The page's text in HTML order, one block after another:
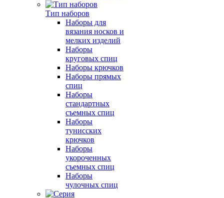
Тип наборов
Наборы для
вязания носков и
мелких изделий
Наборы
круговых спиц
Наборы крючков
Наборы прямых
спиц
Наборы
стандартных
съемных спиц
Наборы
тунисских
крючков
Наборы
укороченных
съемных спиц
Наборы
чулочных спиц